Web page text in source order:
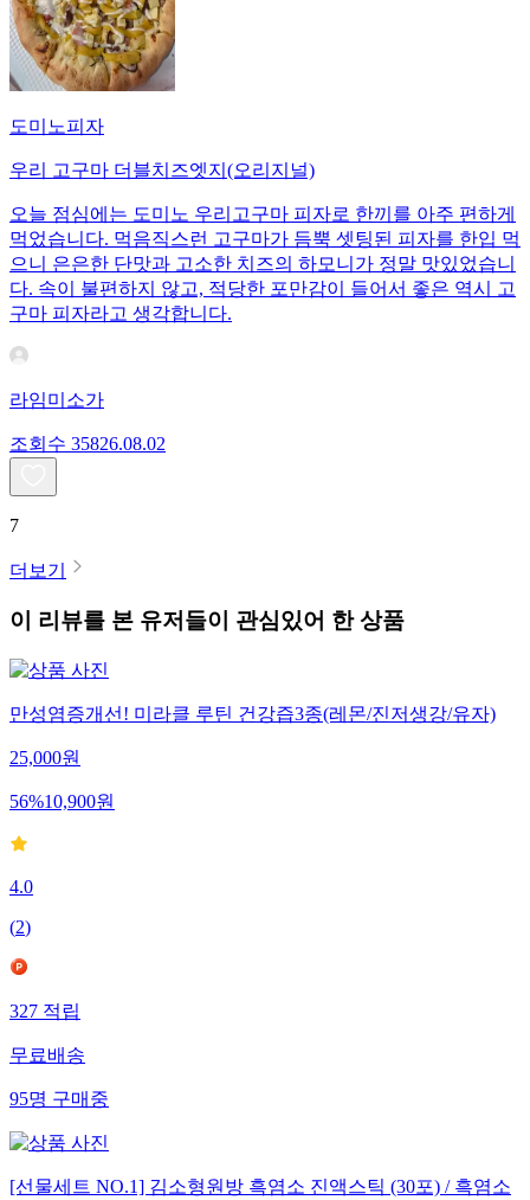
도미노피자
우리 고구마 더블치즈엣지(오리지널)
오늘 점심에는 도미노 우리고구마 피자로 한끼를 아주 편하게
먹었습니다. 먹음직스런 고구마가 듬뿍 셋팅된 피자를 한입 먹
으니 은은한 단맛과 고소한 치즈의 하모니가 정말 맛있었습니
다. 속이 불편하지 않고, 적당한 포만감이 들어서 좋은 역시 고
구마 피자라고 생각합니다.
라임미소가
조회수 35826.08.02
7
더보기
이 리뷰를 본 유저들이 관심있어 한 상품
만성염증개선! 미라클 루틴 건강즙3종(레몬/진저생강/유자)
25,000원
56%10,900원
4.0
(2)
327 적립
무료배송
95명 구매중
[선물세트 NO.1] 김소형원방 흑염소 진액스틱 (30포) / 흑염소